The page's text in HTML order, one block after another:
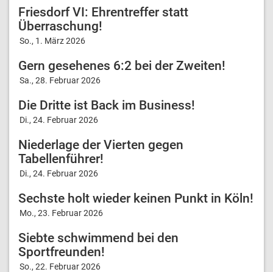
Friesdorf VI: Ehrentreffer statt
Überraschung!
So., 1. März 2026
Gern gesehenes 6:2 bei der Zweiten!
Sa., 28. Februar 2026
Die Dritte ist Back im Business!
Di., 24. Februar 2026
Niederlage der Vierten gegen
Tabellenführer!
Di., 24. Februar 2026
Sechste holt wieder keinen Punkt in Köln!
Mo., 23. Februar 2026
Siebte schwimmend bei den
Sportfreunden!
So., 22. Februar 2026